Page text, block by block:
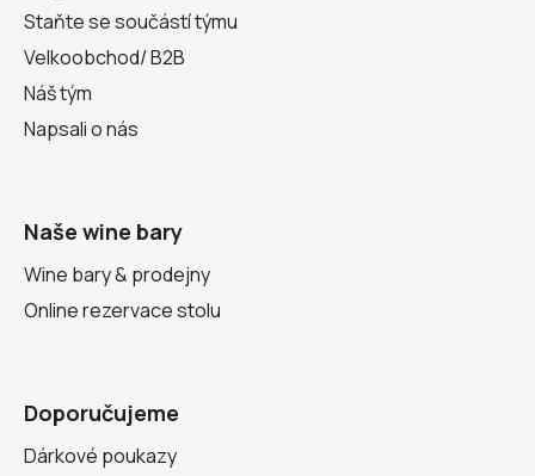
Staňte se součástí týmu
Velkoobchod/ B2B
Náš tým
Napsali o nás
Naše wine bary
Wine bary & prodejny
Online rezervace stolu
Doporučujeme
Dárkové poukazy